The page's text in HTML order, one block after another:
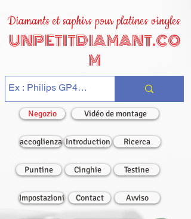
Diamants et saphirs pour platines vinyles
UNPETITDIAMANT.CO
M
Negozio Vidéo de montage
accoglienza Introduction Ricerca
Puntine Cinghie Testine
Impostazioni Contact Avviso